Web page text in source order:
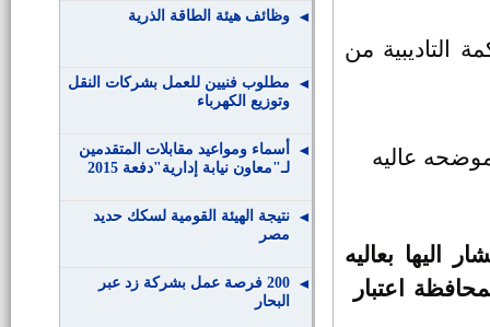
التاديبية من
عاليه
بعاليه
اعتبار
وظائف هيئة الطاقة الذرية
مطلوب فنيين للعمل بشركات النقل
وتوزيع الكهرباء
أسماء ومواعيد مقابلات المتقدمين
لـ"معاون نيابة إدارية"دفعة 2015
نتيجة الهيئة القومية لسكك حديد
مصر
200 فرصة عمل بشركة زد عبر
البحار